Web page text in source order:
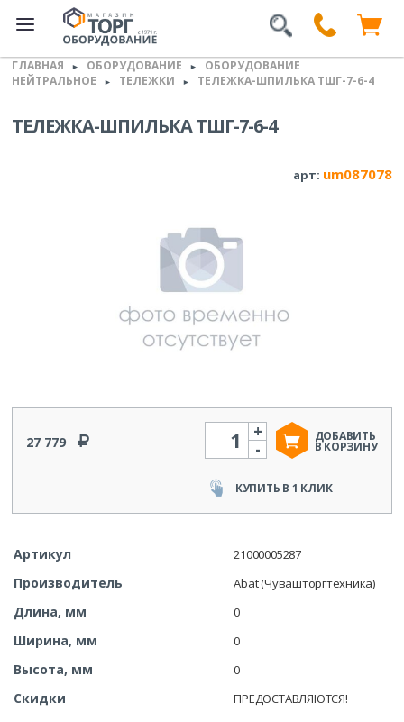
ГЛАВНАЯ ► ОБОРУДОВАНИЕ ►
ОБОРУДОВАНИЕ
НЕЙТРАЛЬНОЕ
► ТЕЛЕЖКИ ► ТЕЛЕЖКА-ШПИЛЬКА ТШГ-7-6-4
ТЕЛЕЖКА-ШПИЛЬКА ТШГ-7-6-4
арт: um087078
27 779
Количество
-
+ ДОБАВИТЬ
В КОРЗИНУ
КУПИТЬ В 1 КЛИК
Артикул 21000005287
Производитель Abat (Чувашторгтехника)
Длина, мм 0
Ширина, мм 0
Высота, мм 0
Скидки ПРЕДОСТАВЛЯЮТСЯ!